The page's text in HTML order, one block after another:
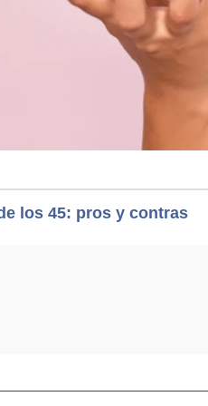
los 45: pros y contras